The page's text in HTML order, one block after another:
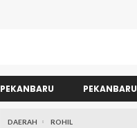
PEKANBARU PEKANBARU
DAERAH ROHIL